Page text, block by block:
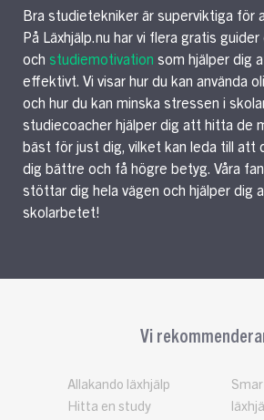
Bra studietekniker är superviktiga för
På Läxhjälp.nu har vi flera gratis guider
och studiemotivation som hjälper dig
effektivt. Vi visar hur du kan använda
och hur du kan minska stressen i
studiecoacher hjälper dig att hitta de
bäst för just dig, vilket kan leda till att
dig bättre och få högre betyg. Våra
stöttar dig hela vägen och hjälper dig
skolarbetet!
Vi
Allakando läxhjälp
Hitta en study